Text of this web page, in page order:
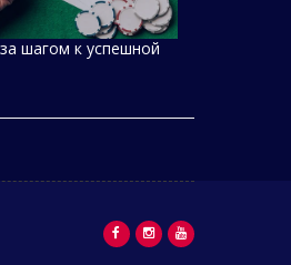
шагом к успешной